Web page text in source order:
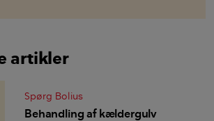
artikler
Spørg Bolius
Behandling af kældergulv